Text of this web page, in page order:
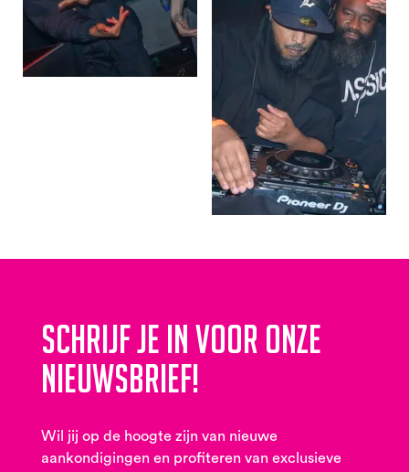
Schrijf je in voor onze
nieuwsbrief!
Wil jij op de hoogte zijn van nieuwe
aankondigingen en profiteren van exclusieve